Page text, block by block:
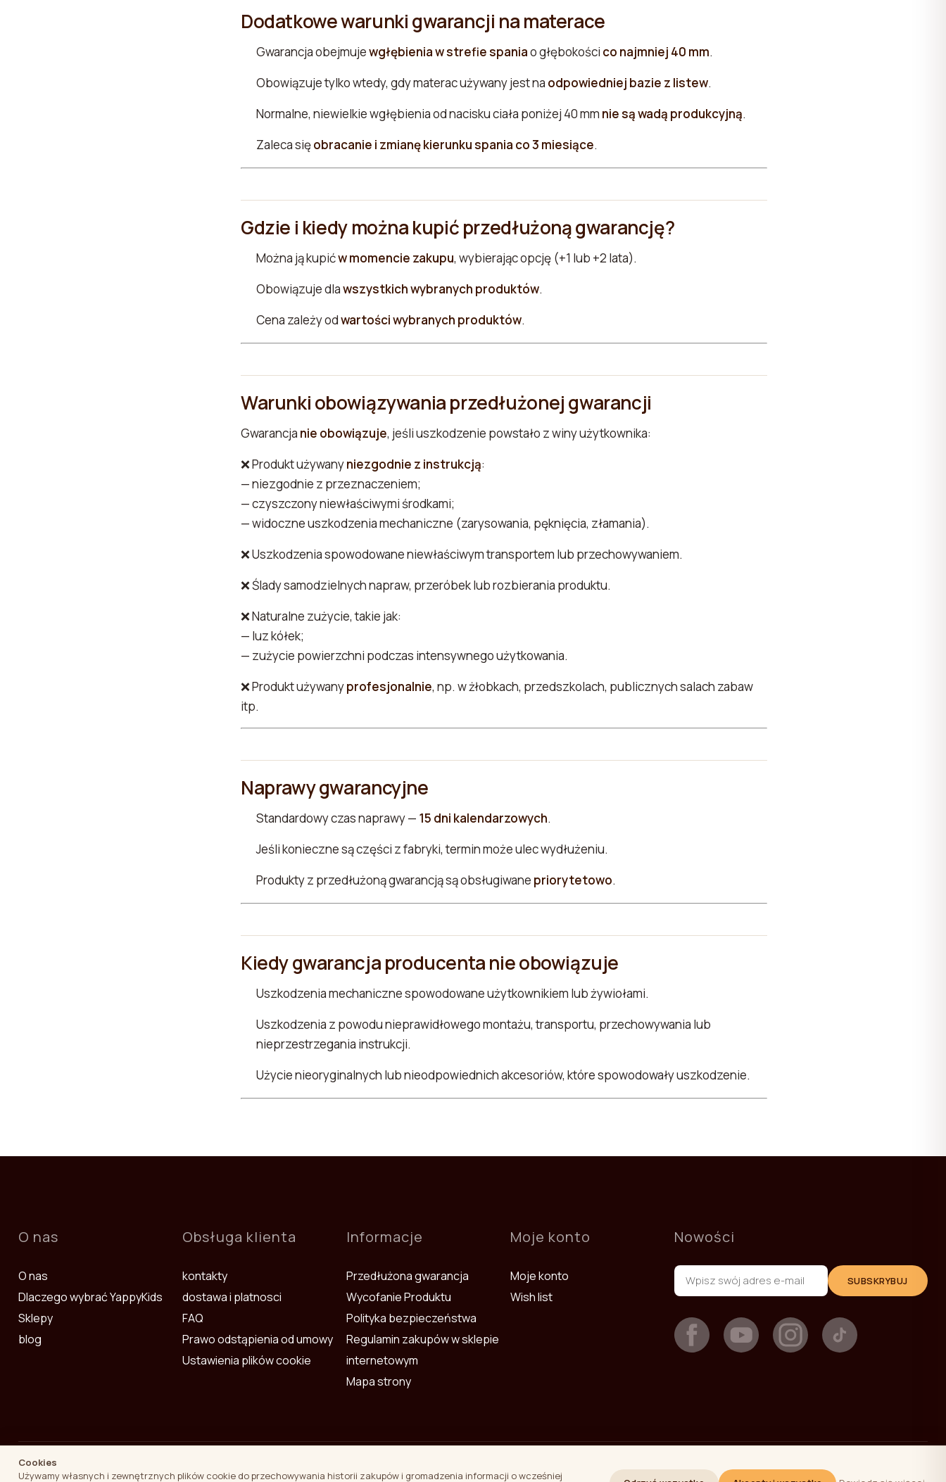
Dodatkowe warunki gwarancji na materace
Gwarancja obejmujewgłębienia w strefie spaniao głębokości co najmniej 40 mm.
Obowiązuje tylko wtedy, gdy materac używany jest na odpowiedniej bazie z listew.
Normalne, niewielkie wgłębienia od nacisku ciała poniżej 40 mm nie są wadą produkcyjną.
Zaleca sięobracanie i zmianę kierunku spania co 3 miesiące.
Gdzie i kiedy można kupić przedłużoną gwarancję?
Można ją kupićw momencie zakupu, wybierając opcję (+1 lub +2 lata).
Obowiązuje dlawszystkich wybranych produktów.
Cena zależy odwartości wybranych produktów.
Warunki obowiązywania przedłużonej gwarancji
Gwarancja nie obowiązuje, jeśli uszkodzenie powstało z winy użytkownika:
❌ Produkt używanyniezgodnie z instrukcją:
— niezgodnie z przeznaczeniem;
— czyszczony niewłaściwymi środkami;
— widoczne uszkodzenia mechaniczne (zarysowania, pęknięcia, złamania).
❌ Uszkodzenia spowodowane niewłaściwym transportem lub przechowywaniem.
❌ Ślady samodzielnych napraw, przeróbek lub rozbierania produktu.
❌ Naturalne zużycie, takie jak:
— luz kółek;
— zużycie powierzchni podczas intensywnego użytkowania.
❌ Produkt używanyprofesjonalnie, np. w żłobkach, przedszkolach, publicznych salach zabaw
itp.
Naprawy gwarancyjne
Standardowy czas naprawy — 15 dni kalendarzowych.
Jeśli konieczne są części z fabryki, termin może ulec wydłużeniu.
Produkty z przedłużoną gwarancją są obsługiwane priorytetowo.
Kiedy gwarancja producenta nie obowiązuje
Uszkodzenia mechaniczne spowodowane użytkownikiem lub żywiołami.
Uszkodzenia z powodu nieprawidłowego montażu, transportu, przechowywania lub
nieprzestrzegania instrukcji.
Użycie nieoryginalnych lub nieodpowiednich akcesoriów, które spowodowały uszkodzenie.
O nas
О nas
Dlaczego wybrać YappyKids
Sklepy
blog
Obsługa klienta
kontakty
dostawa i platnosci
FAQ
Prawo odstąpienia od umowy
Ustawienia plików cookie
Informacje
Przedłużona gwarancja
Wycofanie Produktu
Polityka bezpieczeństwa
Regulamin zakupów w sklepie
internetowym
Mapa strony
Moje konto
Moje konto
Wish list
Nowości
SUBSKRYBUJ
SIA Yappy Kids · Reg. Nr. 40103862792 · Zemitāna iela 9, LV-1024, Rīga, Latvia +371 27293780
Cookies
Używamy własnych i zewnętrznych plików cookie do przechowywania historii zakupów i gromadzenia informacji o wcześniej